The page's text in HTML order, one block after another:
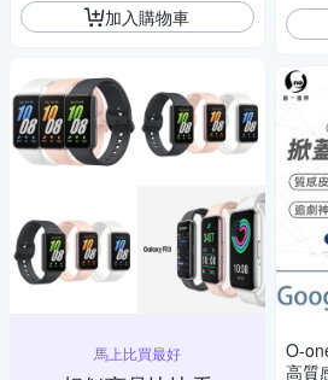
加入購物車
馬上比買最好
O-
高質